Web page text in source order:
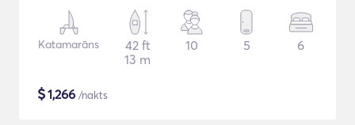
Katamarāns
42 ft
13 m
10 5 6
$1,266 /nakts